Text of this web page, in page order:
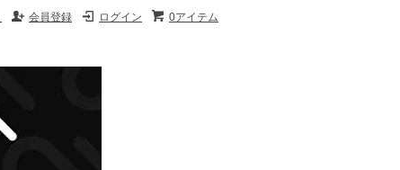
0アイテム
ログイン
会員登録